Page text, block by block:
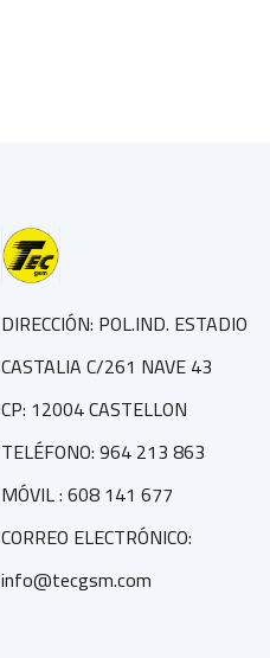
DIRECCIÓN: POL.IND. ESTADIO
CASTALIA C/261 NAVE 43
CP: 12004 CASTELLON
TELÉFONO: 964 213 863
MÓVIL : 608 141 677
CORREO ELECTRÓNICO:
info@tecgsm.com